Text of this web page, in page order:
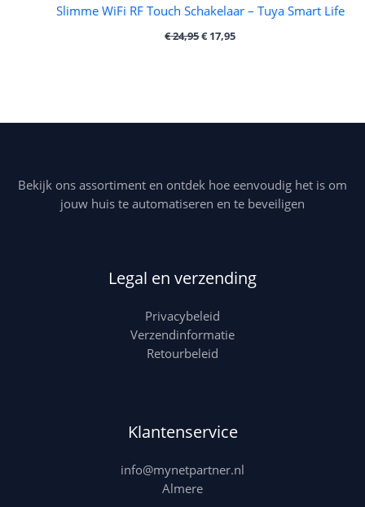
Slimme WiFi RF Touch Schakelaar – Tuya Smart Life
€24,95€17,95
Bekijk ons assortiment en ontdek hoe eenvoudig het is om
jouw huis te automatiseren en te beveiligen
Legal en verzending
Privacybeleid
Verzendinformatie
Retourbeleid
Klantenservice
info@mynetpartner.nl
Almere